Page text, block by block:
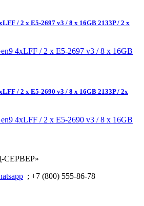
/ 2 x E5-2697 v3 / 8 x 16GB 2133P / 2 x
/ 2 x E5-2690 v3 / 8 x 16GB 2133P / 2x
СЕРВЕР»
; +7 (800) 555-86-78